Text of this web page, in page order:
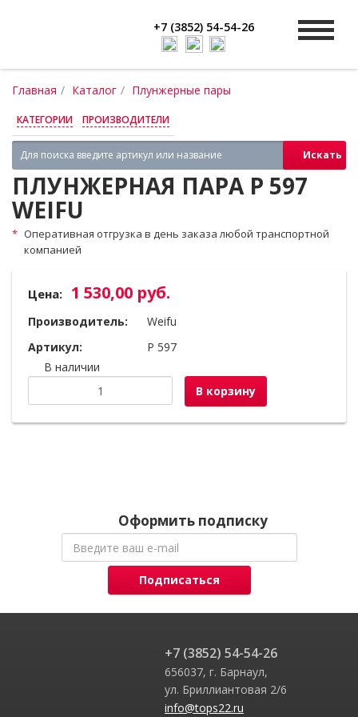
+7 (3852) 54-54-26
Главная Каталог Плунжерные пары
КАТЕГОРИИ ПРОИЗВОДИТЕЛИ
Искать
ПЛУНЖЕРНАЯ ПАРА P 597
WEIFU
Оперативная отгрузка в день заказа любой транспортной
компанией
Цена: 1 530,00 руб.
Производитель:
Weifu
Артикул:
P 597
В наличии
В корзину
Оформить подписку
Подписаться
+7 (3852) 54-54-26
656037, г. Барнаул,
ул. Бриллиантовая 2/6
info@tops22.ru